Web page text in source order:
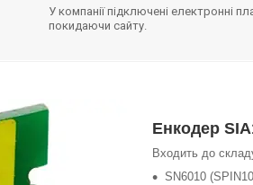
У компанії підключені електронні
покидаючи сайту.
Енкодер
Входить до
SN6010